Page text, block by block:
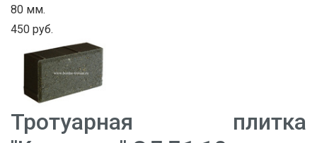
80 мм.
450 руб.
Тротуарная плитка